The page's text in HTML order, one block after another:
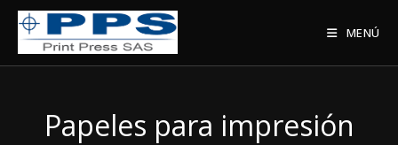
Saltar
contenido
MENÚ
Papeles para impresión